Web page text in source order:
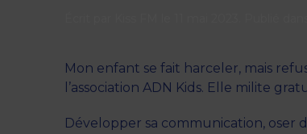
Mon enfant se fait harceler, mais
l’association ADN Kids. Elle milite
Développer sa communication, oser